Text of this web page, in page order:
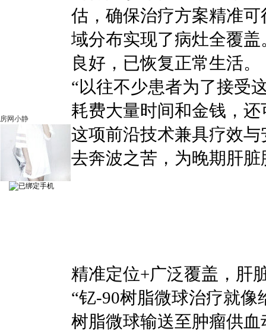
房网小静
估，确保治疗方案精准
域分布实现了病灶全覆
良好，已恢复正常生活。
“以往不少患者为了接受
耗费大量时间和金钱，
这项前沿技术兼具疗效
去奔波之苦，为晚期肝
精准定位+广泛覆盖，肝
“钇-90树脂微球治疗就像
树脂微球输送至肿瘤供